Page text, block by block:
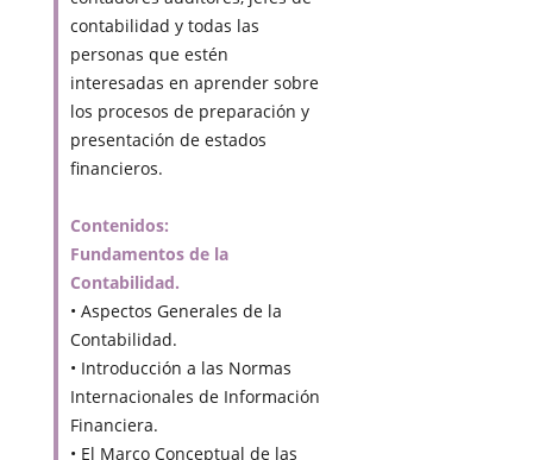
contabilidad y todas las
personas que estén
interesadas en aprender sobre
los procesos de preparación y
presentación de estados
financieros.
Contenidos:
Fundamentos de la
Contabilidad.
• Aspectos Generales de la
Contabilidad.
• Introducción a las Normas
Internacionales de Información
Financiera.
• El Marco Conceptual de las